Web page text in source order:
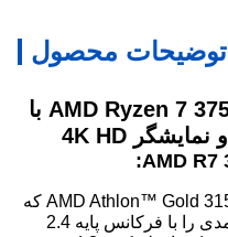
توضیحات محصول
کامپیوتر مینی شخصی AMD Ryzen 7 3750H با
این سیستم می‌تواند با پردازنده AMD Athlon™ Gold 3150U که
عملکرد محاسباتی پایه پایدار و کارآمدی را با فرکانس پایه 2.4